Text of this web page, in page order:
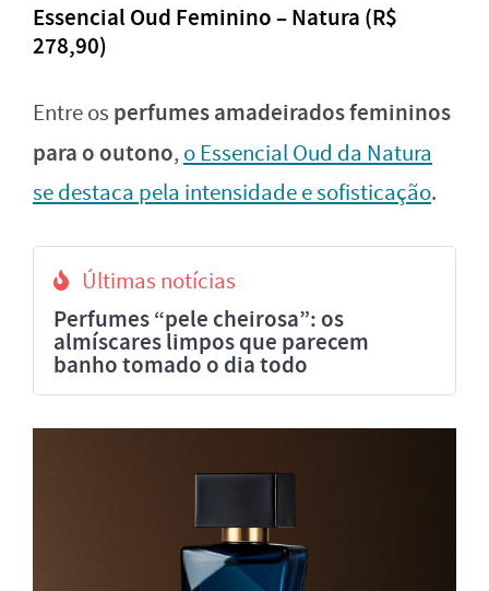
Essencial Oud Feminino – Natura (R$
278,90)
Entre os perfumes amadeirados femininos
para o outono, o Essencial Oud da Natura
se destaca pela intensidade e sofisticação.
Últimas notícias
Perfumes “pele cheirosa”: os
almíscares limpos que parecem
banho tomado o dia todo